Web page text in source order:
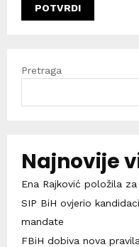
Pretraga
Najnovije
Ena Rajković položila
SIP BiH ovjerio
mandate
FBiH dobiva nova